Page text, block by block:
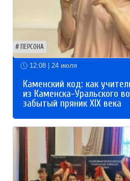
ПЕРСОНА
12:08 | 24 июля
Каменский код: как
из Каменска-Уральского
забытый пряник XIX века